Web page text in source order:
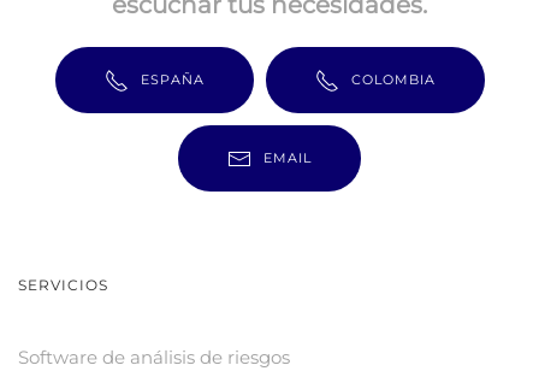
ESPAÑA COLOMBIA
EMAIL
SERVICIOS
Software de análisis de riesgos